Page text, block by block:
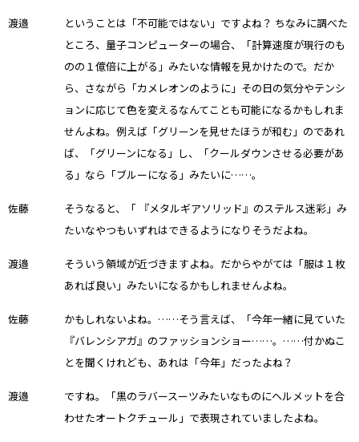
渡邉
ということは「不可能ではない」ですよね？ ちなみに調べた
ところ、量子コンピューターの場合、「計算速度が現行のも
のの１億倍に上がる」みたいな情報を見かけたので。だか
ら、さながら「カメレオンのように」その日の気分やテンシ
ョンに応じて色を変えるなんてことも可能になるかもしれま
せんよね。例えば「グリーンを見せたほうが和む」のであれ
ば、「グリーンになる」し、「クールダウンさせる必要があ
る」なら「ブルーになる」みたいに……。
佐藤
そうなると、「 『メタルギアソリッド』のステルス迷彩」み
たいなやつもいずれはできるようになりそうだよね。
渡邉
そういう領域が近づきますよね。だからやがては「服は１枚
あれば良い」みたいになるかもしれませんよね。
佐藤
かもしれないよね。……そう言えば、「今年一緒に見ていた
『バレンシアガ』のファッションショー……。……付かぬこ
とを聞くけれども、あれは「今年」だったよね？
渡邉
ですね。「黒のラバースーツみたいなものにヘルメットを合
わせたオートクチュール」で表現されていましたよね。